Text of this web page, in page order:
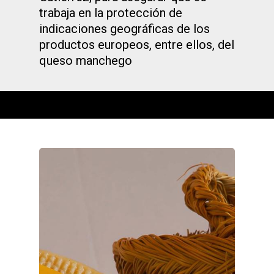
trabaja en la protección de
indicaciones geográficas de los
productos europeos, entre ellos, del
queso manchego